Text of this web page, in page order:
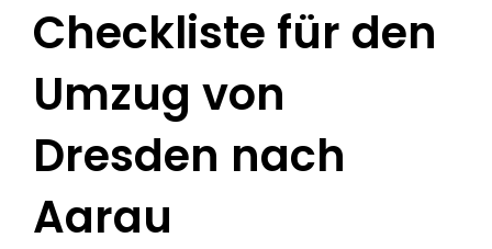
Checkliste für den
Umzug von
Dresden nach
Aarau